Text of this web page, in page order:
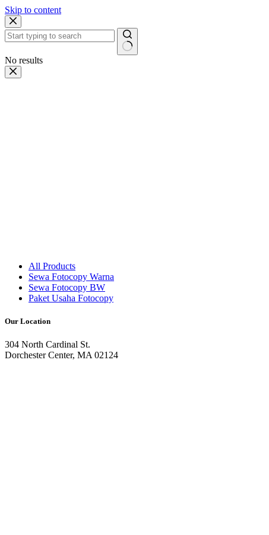
Skip to content
No results
All Products
Sewa Fotocopy Warna
Sewa Fotocopy BW
Paket Usaha Fotocopy
Our Location
304 North Cardinal St.
Dorchester Center, MA 02124